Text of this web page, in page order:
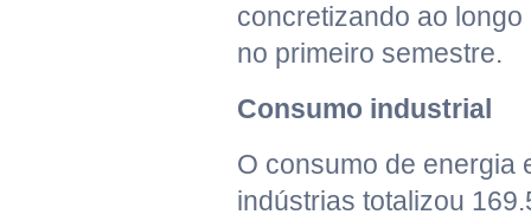
concretizando ao
no primeiro semestre.
Consumo industrial
O consumo de energia
indústrias totalizou